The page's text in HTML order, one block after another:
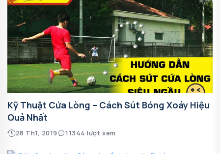
Kỹ Thuật Cứa Lòng – Cách Sút Bóng Xoáy Hiệu
Quả Nhất
28 Th1, 2019 11344 lượt xem